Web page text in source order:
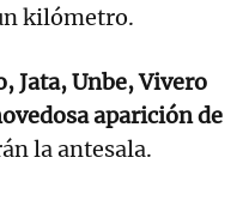
kilómetro.
Jata, Unbe, Vivero
aparición de
la antesala.